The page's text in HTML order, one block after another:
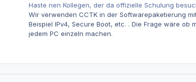
Haste nen Kollegen, der da offizielle Schulung
Wir verwenden CCTK in der Softwarepaketierung
Beispiel IPv4, Secure Boot, etc. . Die Frage wäre
jedem PC einzeln machen.